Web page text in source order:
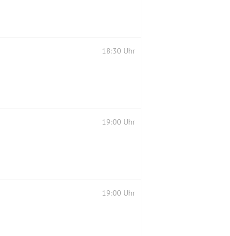
18:30 Uhr
19:00 Uhr
19:00 Uhr